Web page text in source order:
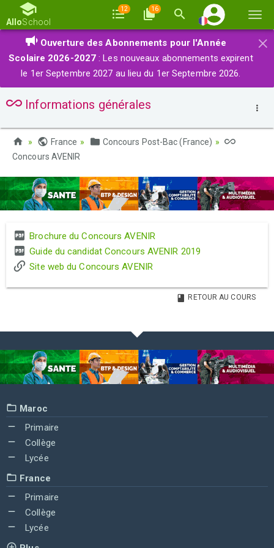
la
AlloSchool
12 16
×
Ouverture des Abonnements pour l'Année
Scolaire 2026-2027 : Les nouveaux abonnements expirent
le 1er Septembre 2027 au lieu du 1er Septembre 2026.
Informations générales
France
Concours Post-Bac (France)
Concours AVENIR
Brochure du Concours AVENIR
Guide du candidat Concours AVENIR 2019
Site web du Concours AVENIR
RETOUR AU COURS
Maroc
Primaire
Collège
Lycée
France
Primaire
Collège
Lycée